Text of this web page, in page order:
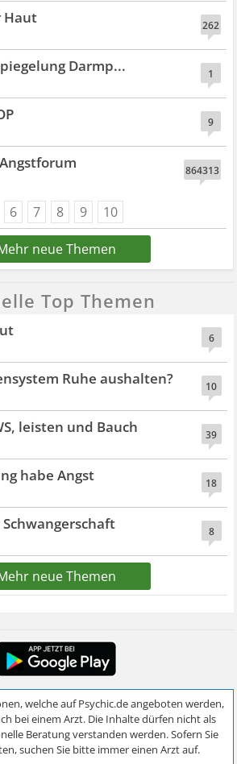
262
Haut
1
Darmp...
9
864313
6 7 8 9 10
neue Themen
Top Themen
6
10
Ruhe aushalten?
39
leisten und Bauch
18
habe Angst
8
neue Themen